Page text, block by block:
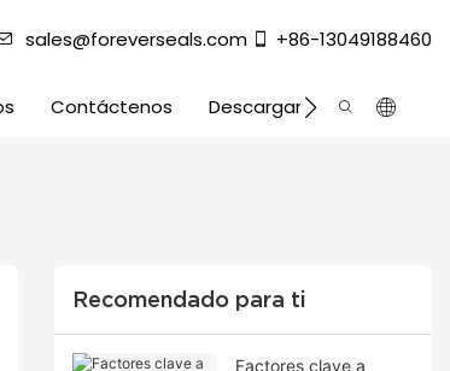
sales@foreverseals.com +86-13049188460
Contáctenos Descargar
Recomendado para ti
Factores clave a